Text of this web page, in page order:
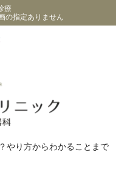
療
の指定ありません
やり方からわかることまで